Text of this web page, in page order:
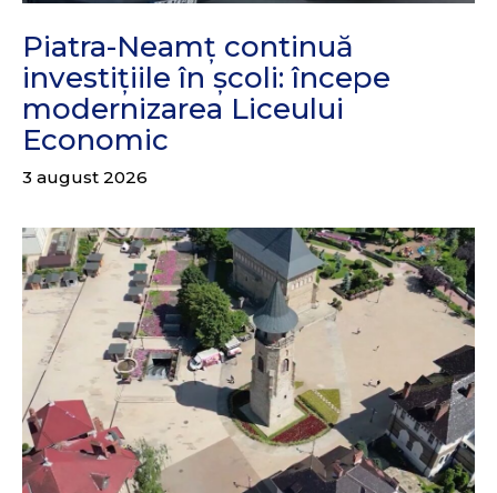
Piatra-Neamț continuă
investițiile în școli: începe
modernizarea Liceului
Economic
3 august 2026